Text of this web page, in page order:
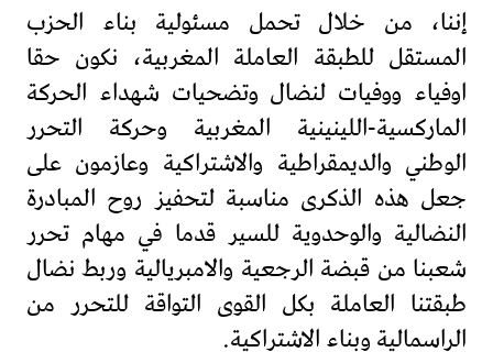
إننا، من خلال تحمل مسئولية بناء الحزب
المستقل للطبقة العاملة المغربية، نكون حقا
اوفياء ووفيات لنضال وتضحيات شهداء الحركة
الماركسية-اللينينية المغربية وحركة التحرر
الوطني والديمقراطية والاشتراكية وعازمون على
جعل هذه الذكرى مناسبة لتحفيز روح المبادرة
النضالية والوحدوية للسير قدما في مهام تحرر
شعبنا من قبضة الرجعية والامبريالية وربط نضال
طبقتنا العاملة بكل القوى التواقة للتحرر من
الراسمالية وبناء الاشتراكية.